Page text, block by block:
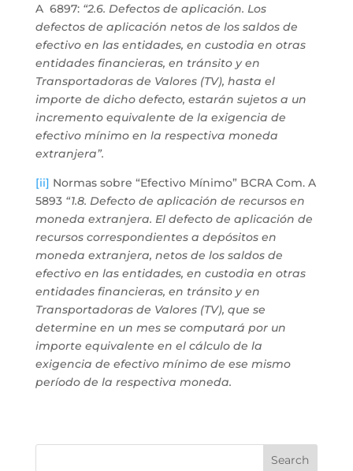
A 6897: “2.6. Defectos de aplicación. Los
defectos de aplicación netos de los saldos de
efectivo en las entidades, en custodia en otras
entidades financieras, en tránsito y en
Transportadoras de Valores (TV), hasta el
importe de dicho defecto, estarán sujetos a un
incremento equivalente de la exigencia de
efectivo mínimo en la respectiva moneda
extranjera”.
[ii] Normas sobre “Efectivo Mínimo” BCRA Com. A
5893 “1.8. Defecto de aplicación de recursos en
moneda extranjera. El defecto de aplicación de
recursos correspondientes a depósitos en
moneda extranjera, netos de los saldos de
efectivo en las entidades, en custodia en otras
entidades financieras, en tránsito y en
Transportadoras de Valores (TV), que se
determine en un mes se computará por un
importe equivalente en el cálculo de la
exigencia de efectivo mínimo de ese mismo
período de la respectiva moneda.